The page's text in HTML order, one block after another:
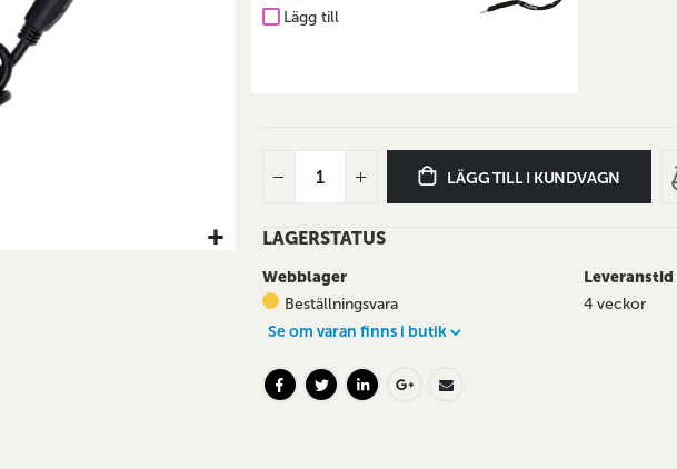
Lägg till
LÄGG TILL I KUNDVAGN
LAGERSTATUS
Webblager
Leveranstid
Beställningsvara
4 veckor
Se om varan finns i butik